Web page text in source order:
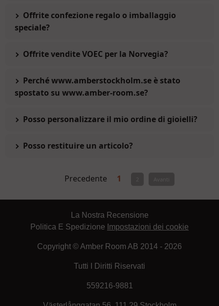
Offrite confezione regalo o imballaggio
speciale?
Offrite vendite VOEC per la Norvegia?
Perché www.amberstockholm.se è stato
spostato su www.amber-room.se?
Posso personalizzare il mio ordine di gioielli?
Posso restituire un articolo?
Precedente 1 Avanti
La Nostra Recensione
Politica E Spedizione Impostazioni dei cookie
Copyright © Amber Room AB 2014 - 2026
Tutti I Diritti Riservati
559216-9881